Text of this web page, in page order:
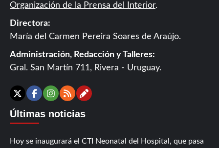
Organización de la Prensa del Interior.
Directora:
María del Carmen Pereira Soares de Araújo.
Administración, Redacción y Talleres:
Gral. San Martín 711, Rivera - Uruguay.
X Facebook
Instagram
RSSContáctanos
Últimas noticias
Hoy se inaugurará el CTI Neonatal del Hospital, que pasa